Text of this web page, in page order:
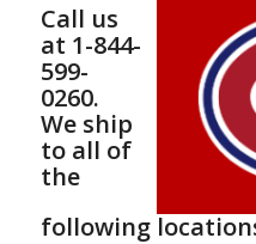
Call us
at 1-844-
599-
0260.
We ship
to all of
the
following